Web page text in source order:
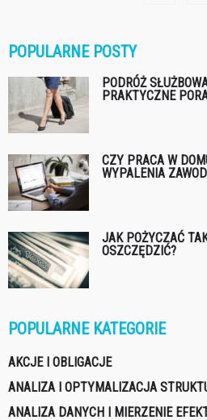
POPULARNE POSTY
PODRÓŻ
PRAKTYCZNE
CZY PRACA W
WYPALENIA
JAK POŻYCZAĆ
OSZCZĘDZIĆ?
POPULARNE KATEGORIE
AKCJE I OBLIGACJE
ANALIZA I OPTYMALIZACJA
ANALIZA DANYCH I MIERZENIE